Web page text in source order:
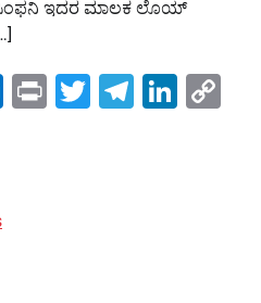
ಇದರ ಮಾಲಕ ಲೊಯ್‌
Outlook.com
PrintTwitter